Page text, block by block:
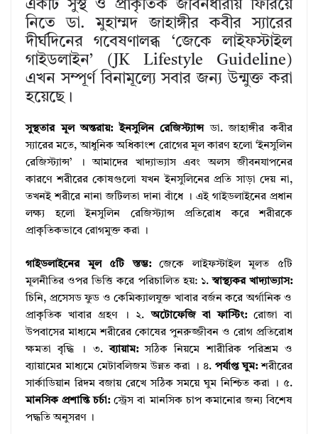
একটি সুস্থ ও প্রাকৃতিক জীবনধারায় ফিরিয়ে
নিতে ডা.মুহাম্মদ জাহাঙ্গীর কবীর স্যারের
দীর্ঘদিনের গবেষণালব্ধ ‘জেকে লাইফস্টাইল
গাইডলাইন’ (JK Lifestyle Guideline)
এখন সম্পূর্ণ বিনামূল্যে সবার জন্য উন্মুক্ত করা
হয়েছে ।
সুস্থতার মূল অন্তরায়: ইনসুলিন রেজিস্ট্যান্সডা.জাহাঙ্গীর কবীর
স্যারের মতে, আধুনিক অধিকাংশ রোগের মূল কারণ হলো ‘ইনসুলিন
রেজিস্ট্যান্স’
।আমাদের খাদ্যাভ্যাস এবং অলস জীবনযাপনের
কারণে শরীরের কোষগুলো যখন ইনসুলিনের প্রতি সাড়া দেয় না,
তখনই শরীরে নানা জটিলতা দানা বাঁধে
। এই গাইডলাইনের প্রধান
লক্ষ্য হলো ইনসুলিন রেজিস্ট্যান্স প্রতিরোধ করে শরীরকে
প্রাকৃতিকভাবে রোগমুক্ত করা
।
গাইডলাইনের মূল ৫টি স্তম্ভ:
জেকে লাইফস্টাইল মূলত ৫টি
মূলনীতির ওপর ভিত্তি করে পরিচালিত হয়: ১.স্বাস্থ্যকর খাদ্যাভ্যাস:
চিনি, প্রসেসড ফুড ও কেমিক্যালযুক্ত খাবার বর্জন করে অর্গানিক ও
প্রাকৃতিক খাবার গ্রহণ
। ২.অটোফেজি বা ফাস্টিং:রোজা বা
উপবাসের মাধ্যমে শরীরের কোষের পুনরুজ্জীবন ও রোগ প্রতিরোধ
ক্ষমতা বৃদ্ধি
। ৩.ব্যায়াম:সঠিক নিয়মে শারীরিক পরিশ্রম ও
ব্যায়ামের মাধ্যমে মেটাবলিজম উন্নত করা
। ৪. পর্যাপ্ত ঘুম:শরীরের
সার্কাডিয়ান রিদম বজায় রেখে সঠিক সময়ে ঘুম নিশ্চিত করা
। ৫.
মানসিক প্রশান্তি চর্চা:স্ট্রেস বা মানসিক চাপ কমানোর জন্য বিশেষ
পদ্ধতি অনুসরণ ।